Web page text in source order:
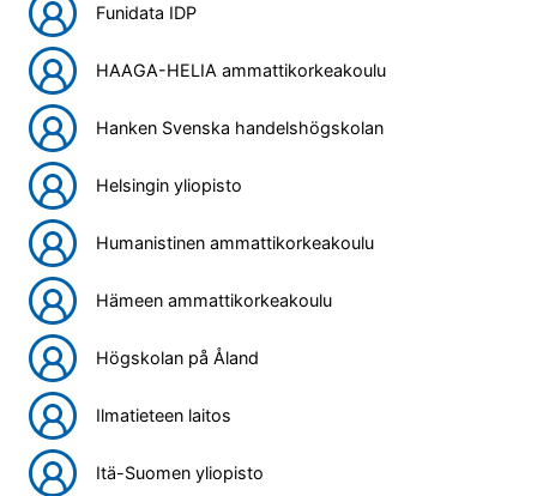
Funidata IDP
HAAGA-HELIA ammattikorkeakoulu
Hanken Svenska handelshögskolan
Helsingin yliopisto
Humanistinen ammattikorkeakoulu
Hämeen ammattikorkeakoulu
Högskolan på Åland
Ilmatieteen laitos
Itä-Suomen yliopisto